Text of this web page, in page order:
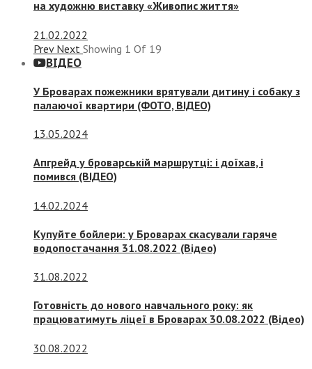
на художню виставку «Живопис життя»
21.02.2022
Prev Next Showing 1 Of 19
ВІДЕО
У Броварах пожежники врятували дитину і собаку з
палаючої квартири (ФОТО, ВІДЕО)
13.05.2024
Апгрейд у броварській маршрутці: і доїхав, і
помився (ВІДЕО)
14.02.2024
Купуйте бойлери: у Броварах скасували гаряче
водопостачання 31.08.2022 (Відео)
31.08.2022
Готовність до нового навчального року: як
працюватимуть ліцеї в Броварах 30.08.2022 (Відео)
30.08.2022